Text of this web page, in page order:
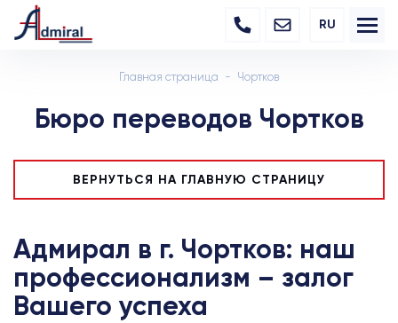
RU
Главная страница Чортков
Бюро переводов Чортков
ВЕРНУТЬСЯ НА ГЛАВНУЮ СТРАНИЦУ
Адмирал в г. Чортков: наш
профессионализм – залог
Вашего успеха